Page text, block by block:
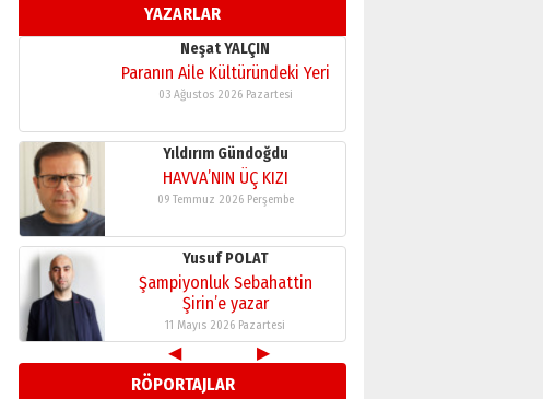
YAZARLAR
11 Mayıs 2026 Pazartesi
Neşat YALÇIN
Paranın Aile Kültüründeki Yeri
03 Ağustos 2026 Pazartesi
Yıldırım Gündoğdu
HAVVA’NIN ÜÇ KIZI
09 Temmuz 2026 Perşembe
Yusuf POLAT
Şampiyonluk Sebahattin
Şirin’e yazar
11 Mayıs 2026 Pazartesi
Neşat YALÇIN
Paranın Aile Kültüründeki Yeri
◀
▶
RÖPORTAJLAR